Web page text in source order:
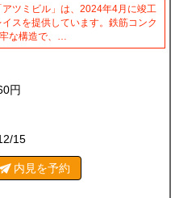
ツミビル」は、2024年4月に竣工
スを提供しています。鉄筋コンク
な構造で、…
円
15
内見を予約